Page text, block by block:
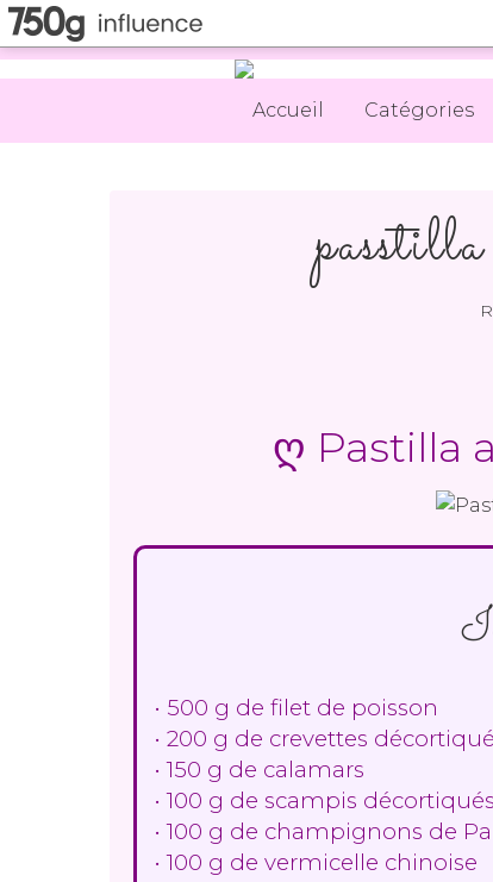
Accueil Catégories
ღ Pastilla
• 500 g de filet de poisson
• 200 g de crevettes
• 150 g de calamars
• 100 g de scampis décortiqués
• 100 g de champignons de
• 100 g de vermicelle chinoise